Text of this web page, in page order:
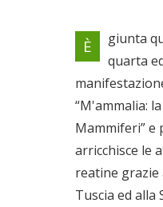
Locandina
Il 29/10/
È
giunta
quarta
“M'ammalia:
Mammiferi” e
arricchisce le
reatine grazie
Tuscia ed alla